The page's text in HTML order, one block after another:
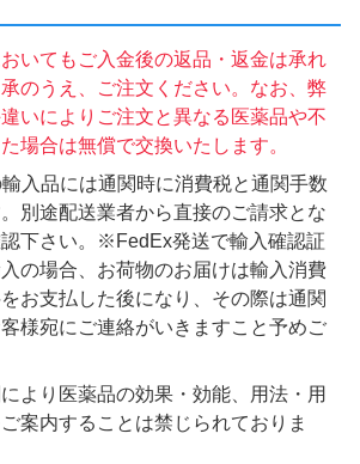
いてもご入金後の返品・返金は承れ
のうえ、ご注文ください。なお、弊
いによりご注文と異なる医薬品や不
場合は無償で交換いたします。
入品には通関時に消費税と通関手数
別途配送業者から直接のご請求とな
下さい。※FedEx発送で輸入確認証
の場合、お荷物のお届けは輸入消費
お支払した後になり、その際は通関
様宛にご連絡がいきますこと予めご
より医薬品の効果・効能、用法・用
案内することは禁じられておりま